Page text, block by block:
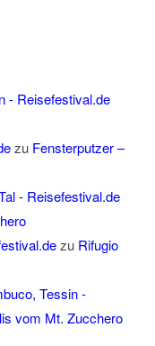
- Reisefestival.de
zu Fensterputzer –
- Reisefestival.de
zu Rifugio
Tessin -
vom Mt. Zucchero